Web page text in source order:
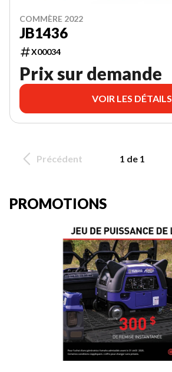
COMMÈRE 2022
JB1436
X00034
Prix sur demande
VOIR LES DÉTAILS
Précédent 1 de 1
PROMOTIONS